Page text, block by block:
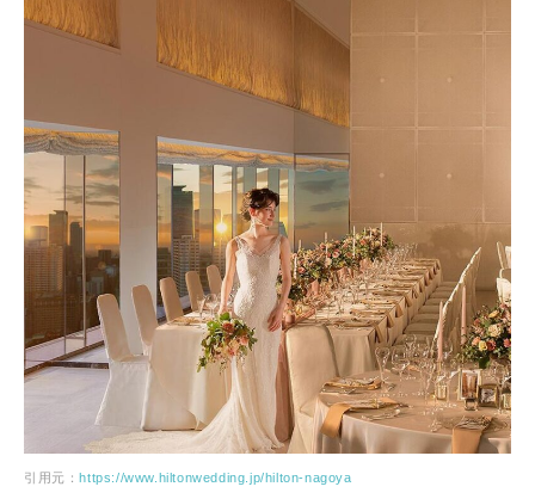
引用元：https://www.hiltonwedding.jp/hilton-nagoya